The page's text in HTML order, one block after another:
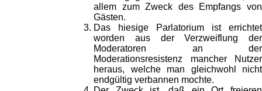
allem zum Zweck des Empfangs von
Gästen.
Das hiesige Parlatorium ist errichtet
worden aus der Verzweiflung der
Moderatoren an der
Moderationsresistenz mancher Nutzer
heraus, welche man gleichwohl nicht
endgültig verbannen mochte.